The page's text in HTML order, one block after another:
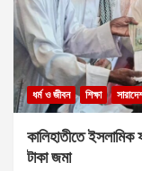
ধর্ম ও জীবন শিক্ষা
কালিহাতীতে ইসলামিক
টাকা জমা